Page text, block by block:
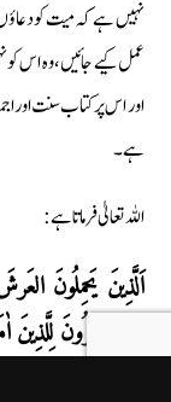
نہیں ہے کہ میت کو
عمل کیے جائیں، وہ اس کو
اور اس پر کتاب سنت اور
ہے۔
اللہ تعالیٰ فرماتا ہے :
اَلَّذِینَ یَحمِلُونَ
وَیَستَغفِرُونَ
لِلَّذِینَ تَابُوا